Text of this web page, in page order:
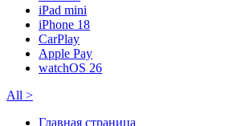
iPad mini
iPhone 18
CarPlay
Apple Pay
watchOS 26
All >
Главная страница